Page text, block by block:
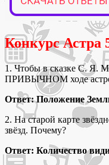
Конкурс Астра
1. Чтобы в сказке С. Я.
ПРИВЫЧНОМ ходе
Ответ: Положение
2. На старой карте
звёзд. Почему?
Ответ: Количество